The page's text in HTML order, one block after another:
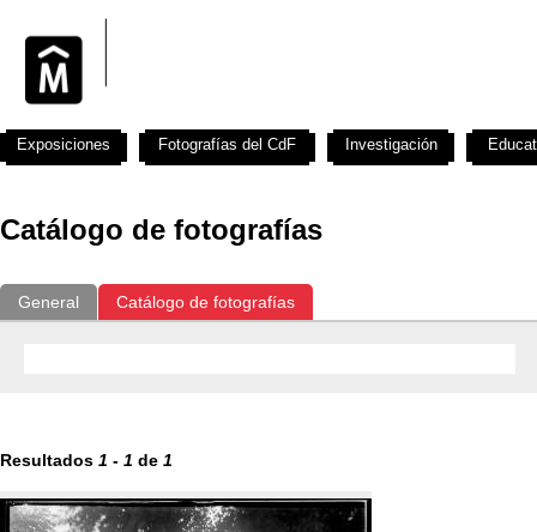
Catálogo de fotografías
General Catálogo de fotografías
Resultados 1 - 1 de 1
Exposiciones Fotografías del CdF Investigación